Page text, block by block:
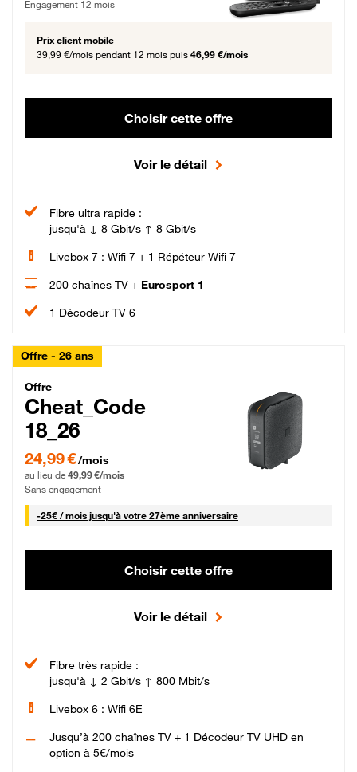
Engagement 12 mois
Prix client mobile
39,99 €/mois pendant 12 mois puis 46,99 €/mois
Choisir cette offre
Voir le détail
Fibre ultra rapide :
jusqu'à ↓ 8 Gbit/s ↑ 8 Gbit/s
Livebox 7 : Wifi 7 + 1 Répéteur Wifi 7
200 chaînes TV + Eurosport 1
1 Décodeur TV 6
Offre - 26 ans
Cheat_Code Fibre_18_26
Offre
Cheat_Code
18_26
24,99 € par mois pendant 0 mois puis 49,99 € par mois, Sans engagement
24,99 €/mois
au lieu de 49,99 €/mois
Sans engagement
-25€ / mois25 € par mois
jusqu'à votre 27ème anniversaire
Choisir cette offre
Voir le détail
Fibre très rapide :
jusqu'à ↓ 2 Gbit/s ↑ 800 Mbit/s
Livebox 6 : Wifi 6E
Jusqu’à 200 chaînes TV + 1 Décodeur TV UHD en
option à 5€/mois